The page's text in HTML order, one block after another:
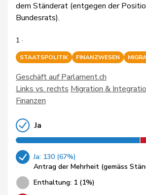
dem Ständerat (entgegen der
Bundesrats).
1 ·
STAATSPOLITIK FINANZWESEN
Geschäft auf Parlament.ch
Links vs. rechts Migration &
Finanzen
Ja
Ja: 130 (67%)
Antrag der Mehrheit (gemäss
Enthaltung: 1 (1%)